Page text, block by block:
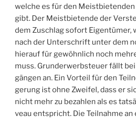
wel­che es für den
gibt. Der Meist­bie­ten­de der
dem Zuschlag sofort Eigen­tü­mer,
nach der Unter­schrift unter dem
hier­auf für gewöhn­lich noch
muss. Grund­er­werb­steu­er fällt
gän­gen an. Ein Vor­teil für den
ge­rung ist ohne Zwei­fel, dass er
nicht mehr zu bezah­len als es
veau ent­spricht. Die Teil­nah­me